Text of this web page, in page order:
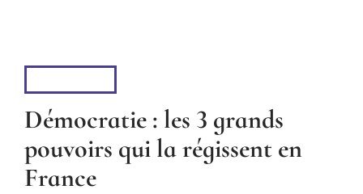
Démocratie : les 3 grands
pouvoirs qui la régissent en
France